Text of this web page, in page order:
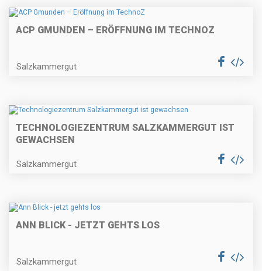
ACP GMUNDEN – ERÖFFNUNG IM TECHNOZ
Salzkammergut
TECHNOLOGIEZENTRUM SALZKAMMERGUT IST
GEWACHSEN
Salzkammergut
ANN BLICK - JETZT GEHTS LOS
Salzkammergut